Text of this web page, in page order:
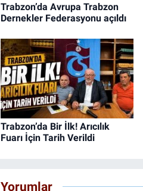
Trabzon’da Avrupa Trabzon
Dernekler Federasyonu açıldı
Trabzon’da Bir İlk! Arıcılık
Fuarı İçin Tarih Verildi
Yorumlar